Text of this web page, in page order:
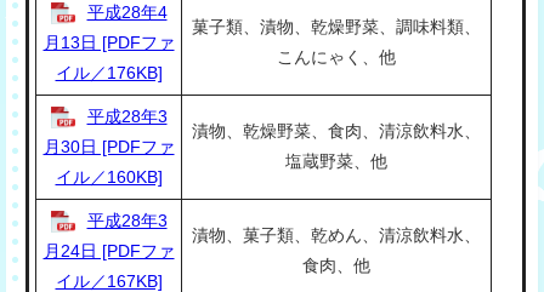
平成28年4
月13日 [PDFファ
イル／176KB]
菓子類、漬物、乾燥野菜、調味料類、
こんにゃく、他
平成28年3
月30日 [PDFファ
イル／160KB]
漬物、乾燥野菜、食肉、清涼飲料水、
塩蔵野菜、他
平成28年3
月24日 [PDFファ
イル／167KB]
漬物、菓子類、乾めん、清涼飲料水、
食肉、他